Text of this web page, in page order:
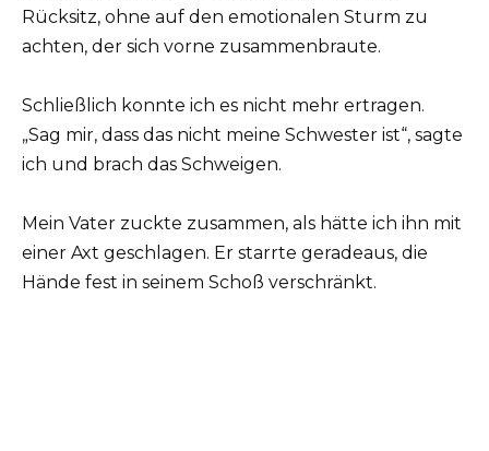
Rücksitz, ohne auf den emotionalen Sturm zu
achten, der sich vorne zusammenbraute.
Schließlich konnte ich es nicht mehr ertragen.
„Sag mir, dass das nicht meine Schwester ist“, sagte
ich und brach das Schweigen.
Mein Vater zuckte zusammen, als hätte ich ihn mit
einer Axt geschlagen. Er starrte geradeaus, die
Hände fest in seinem Schoß verschränkt.